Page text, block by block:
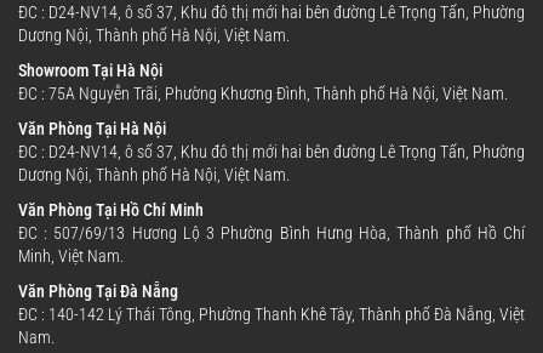
ĐC : D24-NV14, ô số 37, Khu đô thị mới hai bên đường Lê Trọng Tấn, Phường
Dương Nội, Thành phố Hà Nội, Việt Nam.
Showroom Tại Hà Nội
ĐC : 75A Nguyễn Trãi, Phường Khương Đình, Thành phố Hà Nội, Việt Nam.
Văn Phòng Tại Hà Nội
ĐC : D24-NV14, ô số 37, Khu đô thị mới hai bên đường Lê Trọng Tấn, Phường
Dương Nội, Thành phố Hà Nội, Việt Nam.
Văn Phòng Tại Hồ Chí Minh
ĐC : 507/69/13 Hương Lộ 3 Phường Bình Hưng Hòa, Thành phố Hồ Chí
Minh, Việt Nam.
Văn Phòng Tại Đà Nẵng
ĐC : 140-142 Lý Thái Tông, Phường Thanh Khê Tây, Thành phố Đà Nẵng, Việt
Nam.